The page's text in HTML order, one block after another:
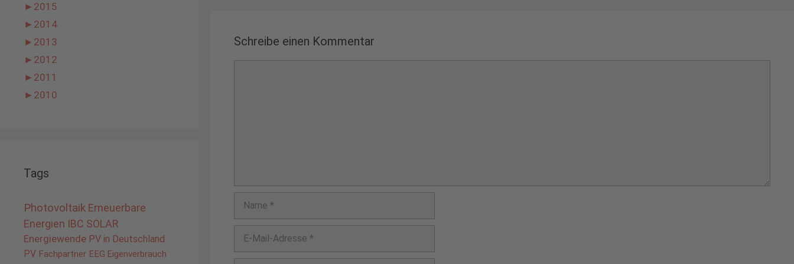
Schreibe einen Kommentar
Mail-
Adresse
► 2015
► 2014
► 2013
► 2012
► 2011
► 2010
Tags
Photovoltaik Erneuerbare
Energien IBC SOLAR
Energiewende PV in Deutschland
PV Fachpartner EEG Eigenverbrauch